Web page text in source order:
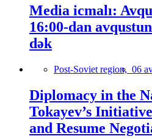
Media icmalı:
16:00-dan
dək
Post-Soviet region, 06
Diplomacy in the
Tokayev’s
and Resume